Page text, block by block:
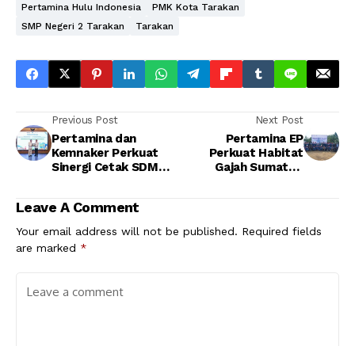
Pertamina Hulu Indonesia
PMK Kota Tarakan
SMP Negeri 2 Tarakan
Tarakan
Previous Post
Pertamina dan
Kemnaker Perkuat
Sinergi Cetak SDM
Kerja
Next Post
Pertamina EP
Perkuat Habitat
Gajah Sumatra,
Leave A Comment
Your email address will not be published. Required fields
are marked *